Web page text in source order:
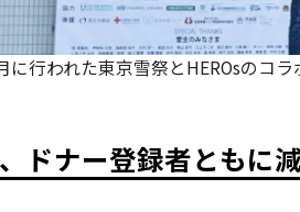
に行われた東京雪祭とHEROsのコ
ドナー登録者ともに